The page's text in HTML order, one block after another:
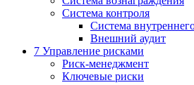
Система контроля
Система
Внешний аудит
7 Управление рисками
Риск-менеджмент
Ключевые риски